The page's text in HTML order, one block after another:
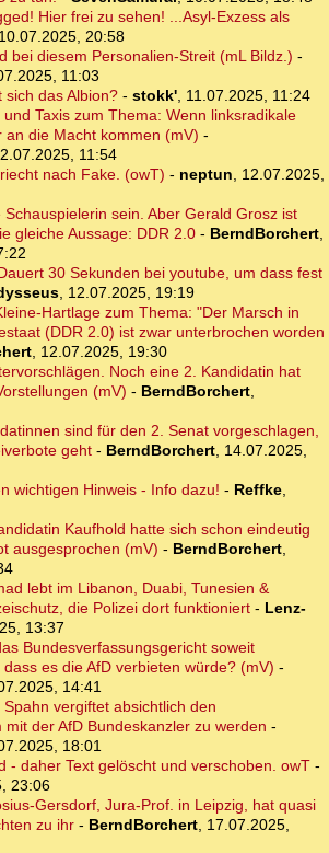
Hier frei zu sehen! ...Asyl-Exzess als
10.07.2025, 20:58
bei diesem Personalien-Streit (mL Bildz.) -
11:03
sich das Albion?- stokk', 11.07.2025, 11:24
Taxis zum Thema: Wenn linksradikale
an die Macht kommen (mV) -
11:54
nach Fake. (owT) - neptun, 12.07.2025,
Schauspielerin sein. Aber Gerald Grosz ist
gleiche Aussage: DDR 2.0 - BerndBorchert,
30 Sekunden bei youtube, um dass fest
, 12.07.2025, 19:19
Hartlage zum Thema: "Der Marsch in
(DDR 2.0) ist zwar unterbrochen worden
, 12.07.2025, 19:30
Noch eine 2. Kandidatin hat
(mV) - BerndBorchert,
sind für den 2. Senat vorgeschlagen,
geht - BerndBorchert, 14.07.2025,
wichtigen Hinweis - Info dazu! - Reffke,
Kaufhold hatte sich schon eindeutig
ausgesprochen (mV) - BerndBorchert,
lebt im Libanon, Duabi, Tunesien &
die Polizei dort funktioniert - Lenz-
13:37
Bundesverfassungsgericht soweit
es die AfD verbieten würde? (mV) -
14:41
vergiftet absichtlich den
mit der AfD Bundeskanzler zu werden -
18:01
- daher Text gelöscht und verschoben. owT-
23:06
Gersdorf, Jura-Prof. in Leipzig, hat quasi
zu ihr - BerndBorchert, 17.07.2025,